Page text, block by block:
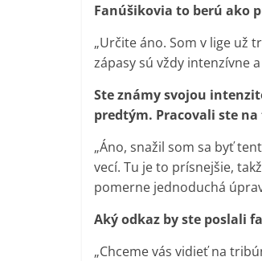
Fanúšikovia to berú ako
„Určite áno. Som v lige už
zápasy sú vždy intenzívne
Ste známy svojou
predtým. Pracovali ste na
„Áno, snažil som sa byť
vecí. Tu je to prísnejšie,
pomerne jednoduchá
Aký odkaz by ste poslali
„Chceme vás vidieť na